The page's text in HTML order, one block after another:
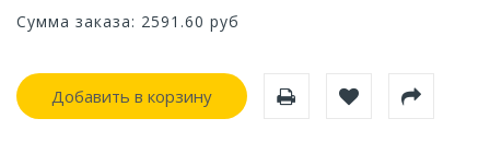
Сумма заказа: 2591.60 руб
Добавить в корзину